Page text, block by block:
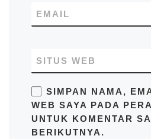
EMAIL
SITUS WEB
SIMPAN NAMA,
WEB SAYA PADA
UNTUK KOMENTAR
BERIKUTNYA.